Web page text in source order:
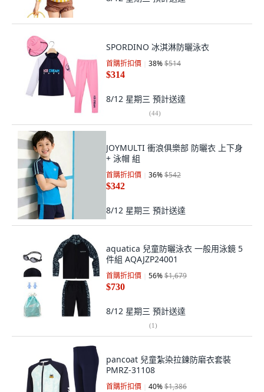
SPORDINO 冰淇淋防曬泳衣
首購折扣價 38%$514
$314
8/12 星期三 預計送達
(44)
JOYMULTI 衝浪俱樂部 防曬衣 上下身
+ 泳帽 組
首購折扣價 36%$542
$342
8/12 星期三 預計送達
aquatica 兒童防曬泳衣 一般用泳鏡 5
件組 AQAJZP24001
首購折扣價 56%$1,679
$730
8/12 星期三 預計送達
(1)
pancoat 兒童紮染拉鍊防磨衣套裝
PMRZ-31108
首購折扣價 40%$1,386